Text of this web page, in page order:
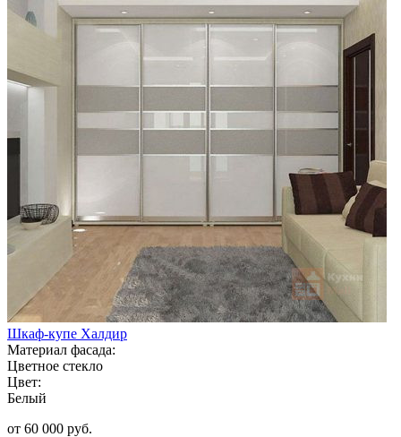
Шкаф-купе Халдир
Материал фасада:
Цветное стекло
Цвет:
Белый
от 60 000 руб.